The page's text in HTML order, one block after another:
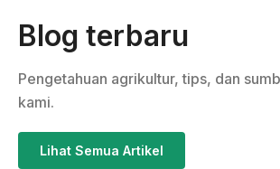
Blog terbaru
Pengetahuan agrikultur, tips, dan
kami.
Lihat Semua Artikel